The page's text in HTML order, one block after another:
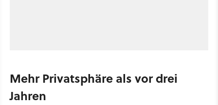
Mehr Privatsphäre als vor drei
Jahren